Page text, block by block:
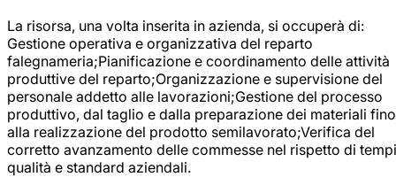
La risorsa, una volta inserita in azienda, si occuperà di:
Gestione operativa e organizzativa del reparto
falegnameria;Pianificazione e coordinamento delle attività
produttive del reparto;Organizzazione e supervisione del
personale addetto alle lavorazioni;Gestione del processo
produttivo, dal taglio e dalla preparazione dei materiali fino
alla realizzazione del prodotto semilavorato;Verifica del
corretto avanzamento delle commesse nel rispetto di
qualità e standard aziendali.